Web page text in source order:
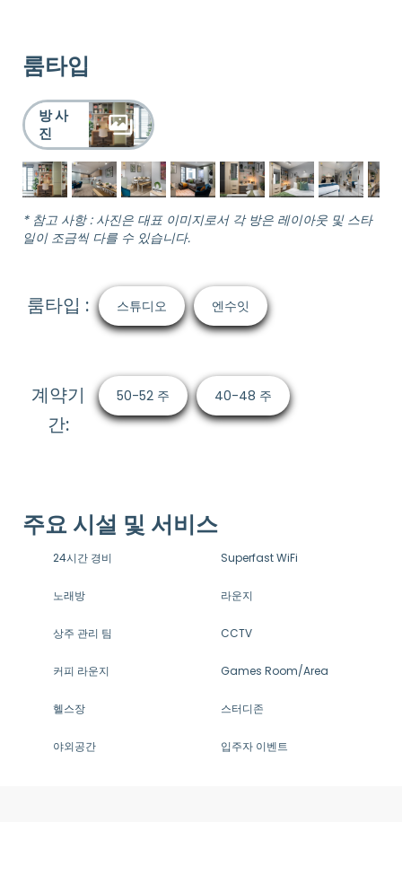
룸타입
방 사
진
* 참고 사항 : 사진은 대표 이미지로서 각 방은 레이아웃 및 스타
일이 조금씩 다를 수 있습니다.
룸타입 : 스튜디오 엔수잇
계약기
간:
50-52 주 40-48 주
주요 시설 및 서비스
24시간 경비 Superfast WiFi
노래방 라운지
상주 관리 팀 CCTV
커피 라운지 Games Room/Area
헬스장 스터디존
야외공간 입주자 이벤트